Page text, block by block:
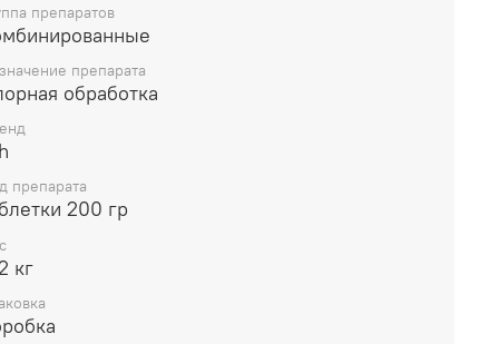
препаратов
препарата
обработка
препарата
200 гр
кг